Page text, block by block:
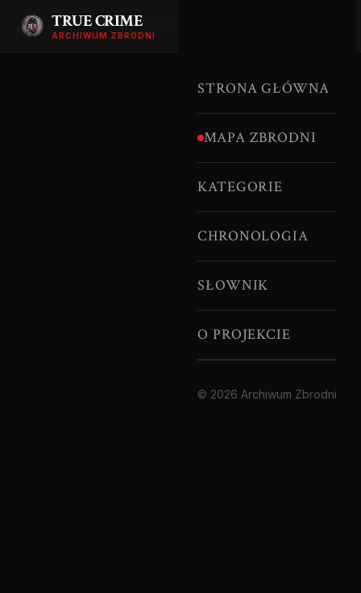
TRUE CRIME
ARCHIWUM ZBRODNI
STRONA GŁÓWNA
MAPA ZBRODNI
KATEGORIE
CHRONOLOGIA
SŁOWNIK
O PROJEKCIE
© 2026 Archiwum Zbrodni